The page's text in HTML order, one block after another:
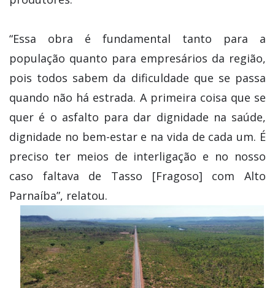
“Essa obra é fundamental tanto para a
população quanto para empresários da região,
pois todos sabem da dificuldade que se passa
quando não há estrada. A primeira coisa que se
quer é o asfalto para dar dignidade na saúde,
dignidade no bem-estar e na vida de cada um. É
preciso ter meios de interligação e no nosso
caso faltava de Tasso [Fragoso] com Alto
Parnaíba”, relatou.